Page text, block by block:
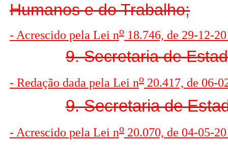
Humanos e do Trabalho;
- Acrescido pela Lei no 18.746, de 29-12-
9. Secretaria de
- Redação dada pela Lei no 20.417, de 06-
9. Secretaria de
- Acrescido pela Lei no 20.070, de 04-05-